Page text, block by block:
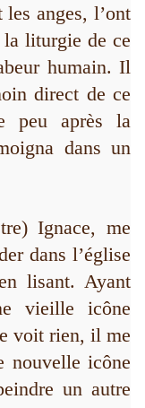
anges, l’ont
la liturgie de ce
humain. Il
direct de ce
peu après la
dans un
Ignace, me
dans l’église
lisant. Ayant
vieille icône
voit rien, il me
nouvelle icône
un autre